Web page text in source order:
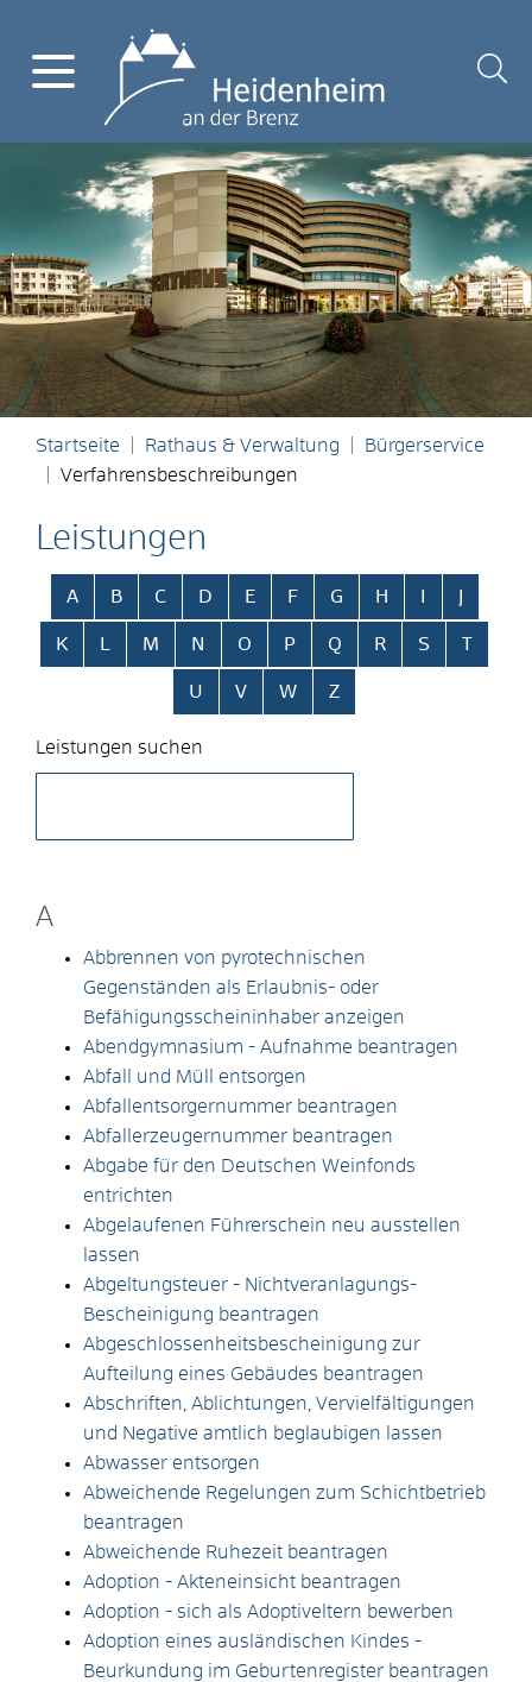
Startseite Rathaus & Verwaltung
Bürgerservice
Verfahrensbeschreibungen
Leistungen
A B C D E F G H
K M N O P Q R S T
U V W Z
Leistungen suchen
A
Abbrennen von pyrotechnischen
Gegenständen als Erlaubnis- oder
Befähigungsscheininhaber anzeigen
Abendgymnasium - Aufnahme beantragen
Abfall und Müll entsorgen
Abfallentsorgernummer beantragen
Abfallerzeugernummer beantragen
Abgabe für den Deutschen Weinfonds
entrichten
Abgelaufenen Führerschein neu ausstellen
lassen
Abgeltungsteuer - Nichtveranlagungs-
Bescheinigung beantragen
Abgeschlossenheitsbescheinigung zur
Aufteilung eines Gebäudes beantragen
Abschriften, Ablichtungen, Vervielfältigungen
und Negative amtlich beglaubigen lassen
Abwasser entsorgen
Abweichende Regelungen zum Schichtbetrieb
beantragen
Abweichende Ruhezeit beantragen
Adoption - Akteneinsicht beantragen
Adoption - sich als Adoptiveltern bewerben
Adoption eines ausländischen Kindes -
Beurkundung im Geburtenregister beantragen